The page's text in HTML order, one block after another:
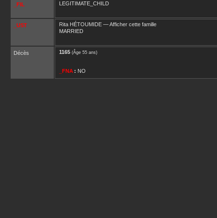
_FIL LEGITIMATE_CHILD
_UST Rita HÉTOUMIDE —Afficher cette famille
MARRIED
Décès 1165 (Âge 55 ans)
_FNA : NO